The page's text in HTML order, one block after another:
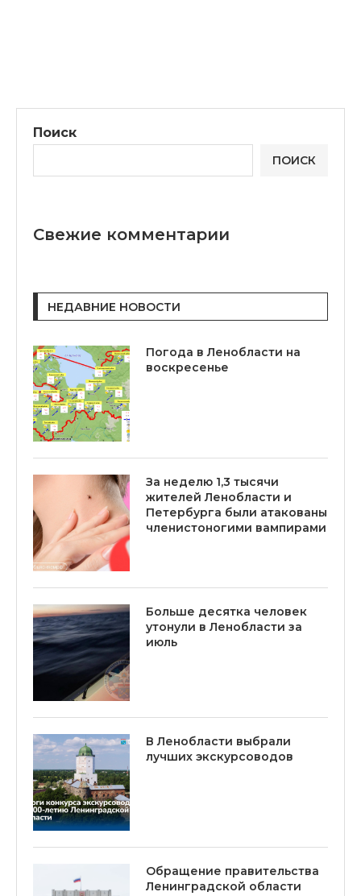
Поиск
ПОИСК
Свежие комментарии
НЕДАВНИЕ НОВОСТИ
Погода в Ленобласти на
воскресенье
За неделю 1,3 тысячи
жителей Ленобласти и
Петербурга были атакованы
членистоногими вампирами
Больше десятка человек
утонули в Ленобласти за
июль
В Ленобласти выбрали
лучших экскурсоводов
Обращение правительства
Ленинградской области